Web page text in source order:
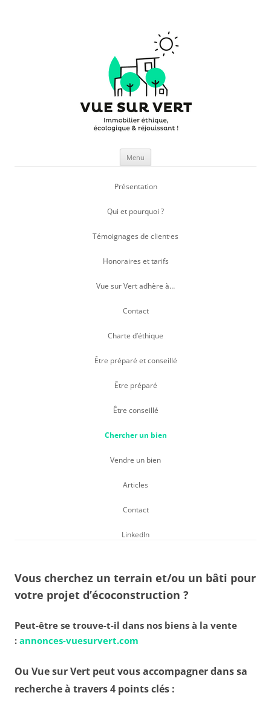
Menu
Présentation
Qui et pourquoi ?
Témoignages de client·es
Honoraires et tarifs
Vue sur Vert adhère à…
Contact
Charte d’éthique
Être préparé et conseillé
Être préparé
Être conseillé
Chercher un bien
Vendre un bien
Articles
Contact
LinkedIn
Vous cherchez un terrain et/ou un bâti pour
votre projet d’écoconstruction ?
Peut-être se trouve-t-il dans nos biens à la vente
: annonces-vuesurvert.com
Ou Vue sur Vert peut vous accompagner dans sa
recherche à travers 4 points clés :